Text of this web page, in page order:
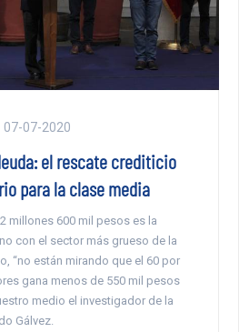
07-07-2020
el rescate crediticio
para la clase media
millones 600 mil pesos es la
con el sector más grueso de la
“no están mirando que el 60 por
gana menos de 550 mil pesos
medio el investigador de la
Gálvez.